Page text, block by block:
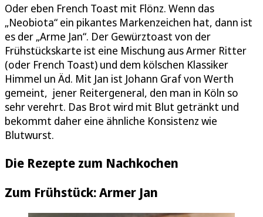
Oder eben French Toast mit Flönz. Wenn das
„Neobiota“ ein pikantes Markenzeichen hat, dann ist
es der „Arme Jan“. Der Gewürztoast von der
Frühstückskarte ist eine Mischung aus Armer Ritter
(oder French Toast) und dem kölschen Klassiker
Himmel un Äd. Mit Jan ist Johann Graf von Werth
gemeint, jener Reitergeneral, den man in Köln so
sehr verehrt. Das Brot wird mit Blut getränkt und
bekommt daher eine ähnliche Konsistenz wie
Blutwurst.
Die Rezepte zum Nachkochen
Zum Frühstück: Armer Jan